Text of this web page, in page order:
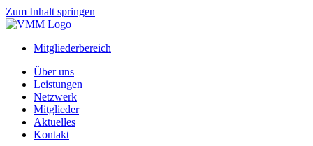
Zum Inhalt springen
Mitgliederbereich
Über uns
Leistungen
Netzwerk
Mitglieder
Aktuelles
Kontakt